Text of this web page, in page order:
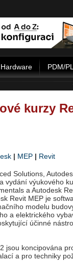
Hardware PDM/
kurzy
| MEP | Revit
Solutions,
vydání výukového
a Autodesk
Revit MEP je
modelu
a elektrického
účinné
jsou koncipována
a pro techniky